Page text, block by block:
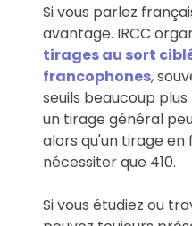
Si vous parlez
avantage. IRCC
tirages au sort
francophones,
seuils beaucoup
un tirage général
alors qu'un tirage
nécessiter que 410.
Si vous étudiez ou